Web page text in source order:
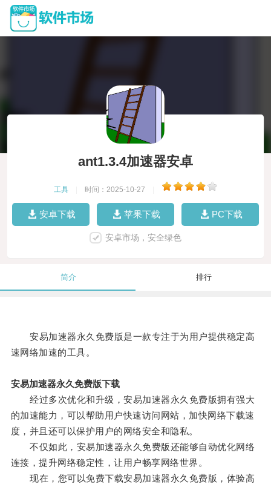
ant1.3.4加速器安卓
工具 时间：2025-10-27
安卓下载 苹果下载 PC下载
安卓市场，安全绿色
简介 排行
安易加速器永久免费版是一款专注于为用户提供稳定高
速网络加速的工具。
安易加速器永久免费版下载
经过多次优化和升级，安易加速器永久免费版拥有强大
的加速能力，可以帮助用户快速访问网站，加快网络下载速
度，并且还可以保护用户的网络安全和隐私。
不仅如此，安易加速器永久免费版还能够自动优化网络
连接，提升网络稳定性，让用户畅享网络世界。
现在，您可以免费下载安易加速器永久免费版，体验高